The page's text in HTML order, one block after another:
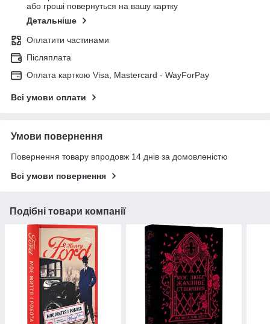
або гроші повернуться на вашу картку
Детальніше
Оплатити частинами
Післяплата
Оплата карткою Visa, Mastercard - WayForPay
Всі умови оплати
Умови повернення
Повернення товару впродовж 14 днів за домовленістю
Всі умови повернення
Подібні товари компанії